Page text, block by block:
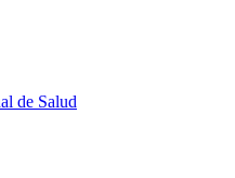
de Salud